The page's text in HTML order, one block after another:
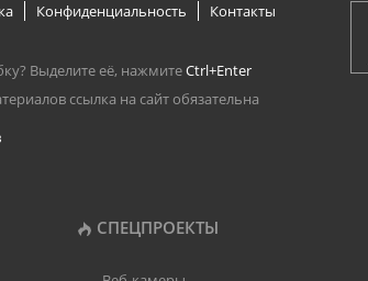
Конфиденциальность Контакты
Выделите её, нажмитеCtrl+Enter
ссылка на сайт обязательна
СПЕЦПРОЕКТЫ